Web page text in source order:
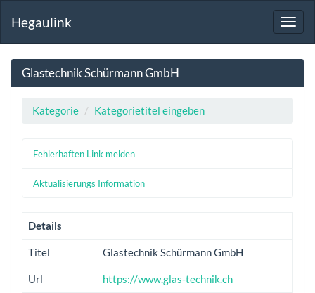
Hegaulink
Glastechnik Schürmann GmbH
Kategorie Kategorietitel eingeben
Fehlerhaften Link melden
Aktualisierungs Information
Details
Titel Glastechnik Schürmann GmbH
Url https://www.glas-technik.ch